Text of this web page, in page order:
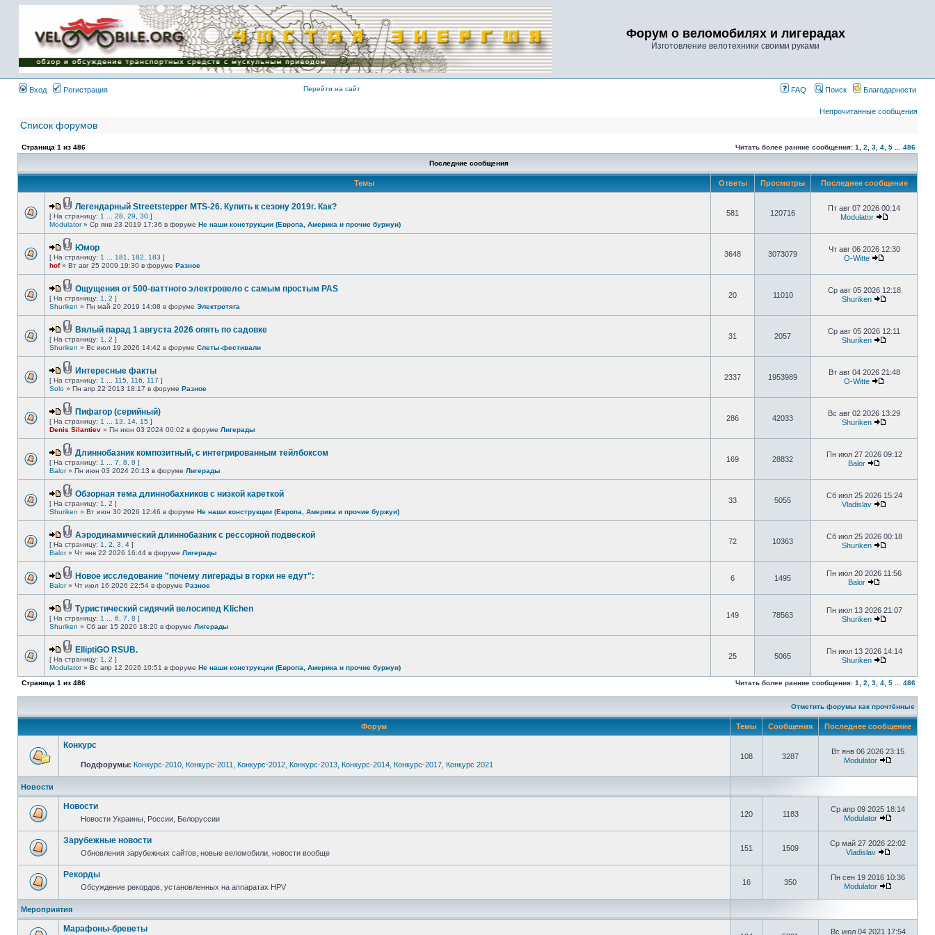
Имя пользователя:
Пароль:
{ LOG_ME_IN_SHORT
}
Форум о веломобилях и лигерадах
Изготовление велотехники своими руками
Вход Регистрация Перейти на сайт FAQ Поиск Благодарности
Непрочитанные сообщения
Список форумов
Страница 1 из 486 Читать более ранние сообщения: 1 2 3 4 5 486
Последние сообщения
Темы Ответы Просмотры Последнее сообщение
Легендарный Streetstepper MTS-26. Купить к сезону 2019г. Как?
[ На страницу: 1 28 29 30 ]
Modulator» Ср янв 23 2019 17:36 в форуме Не наши конструкции (Европа, Америка и прочие буржуи)
581 120716
Пт авг 07 2026 00:14
Modulator
Юмор
[ На страницу: 1 181 182 183 ]
hof» Вт авг 25 2009 19:30 в форуме Разное
3648 3073079
Чт авг 06 2026 12:30
O-Witte
Ощущения от 500-ваттного электровело с самым простым PAS
[ На страницу: 1 2 ]
Shuriken » Пн май 20 2019 14:08 в форуме Электротяга
20 11010
Ср авг 05 2026 12:18
Shuriken
Вялый парад 1 августа 2026 опять по садовке
[ На страницу: 1 2 ]
Shuriken » Вс июл 19 2026 14:42 в форуме Слеты-фестивали
31 2057
Ср авг 05 2026 12:11
Shuriken
Интересные факты
[ На страницу: 1 115 116 117 ]
Solo » Пн апр 22 2013 18:17 в форуме Разное
2337 1953989
Вт авг 04 2026 21:48
O-Witte
Пифагор (серийный)
[ На страницу: 1 13 14 15 ]
Denis Silantiev » Пн июн 03 2024 00:02 в форуме Лигерады
286 42033
Вс авг 02 2026 13:29
Shuriken
Длиннобазник композитный, с интегрированным тейлбоксом
[ На страницу: 1 7 8 9 ]
Balor» Пн июн 03 2024 20:13 в форуме Лигерады
169 28832
Пн июл 27 2026 09:12
Balor
Обзорная тема длиннобахников с низкой кареткой
[ На страницу: 1 2 ]
Shuriken » Вт июн 30 2026 12:46 в форуме Не наши конструкции (Европа, Америка и прочие буржуи)
33 5055
Сб июл 25 2026 15:24
Vladislav
Аэродинамический длиннобазник с рессорной подвеской
[ На страницу: 1 2 3 4 ]
Balor» Чт янв 22 2026 16:44 в форуме Лигерады
72 10363
Сб июл 25 2026 00:18
Shuriken
Новое исследование "почему лигерады в горки не едут":
Balor» Чт июл 16 2026 22:54 в форуме Разное
6 1495
Пн июл 20 2026 11:56
Balor
Туристический сидячий велосипед Klichen
[ На страницу: 1 6 7 8 ]
Shuriken » Сб авг 15 2020 18:20 в форуме Лигерады
149 78563
Пн июл 13 2026 21:07
Shuriken
ElliptiGO RSUB.
[ На страницу: 1 2 ]
Modulator» Вс апр 12 2026 10:51 в форуме Не наши конструкции (Европа, Америка и прочие буржуи)
25 5065
Пн июл 13 2026 14:14
Shuriken
Страница 1 из 486 Читать более ранние сообщения: 1 2 3 4 5 486
Отметить форумы как прочтённые
Форум Темы Сообщения Последнее сообщение
Конкурс
Подфорумы: Конкурс-2010 Конкурс-2011 Конкурс-2012 Конкурс-2013 Конкурс-2014 Конкурс-2017 Конкурс 2021
108 3287
Вт янв 06 2026 23:15
Modulator
Новости
Новости
Новости Украины, России, Белоруссии
120 1183
Ср апр 09 2025 18:14
Modulator
Зарубежные новости
Обновления зарубежных сайтов, новые веломобили, новости вообще
151 1509
Ср май 27 2026 22:02
Vladislav
Рекорды
Обсуждение рекордов, установленных на аппаратах HPV
16 350
Пн сен 19 2016 10:36
Modulator
Мероприятия
Марафоны-бреветы
Вс июл 04 2021 17:54